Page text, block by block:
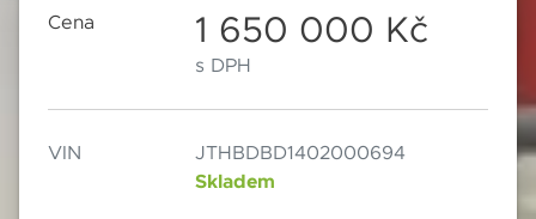
Cena 1 650 000 Kč
s DPH
VIN JTHBDBD1402000694
Skladem
360 01 Karlovy Vary
So: 8:00–12:00
Datum